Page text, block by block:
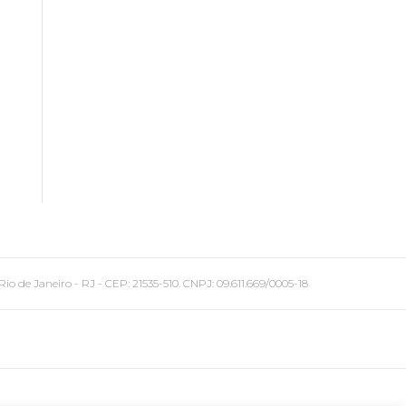
Janeiro - RJ - CEP: 21535-510. CNPJ: 09.611.669/0005-18